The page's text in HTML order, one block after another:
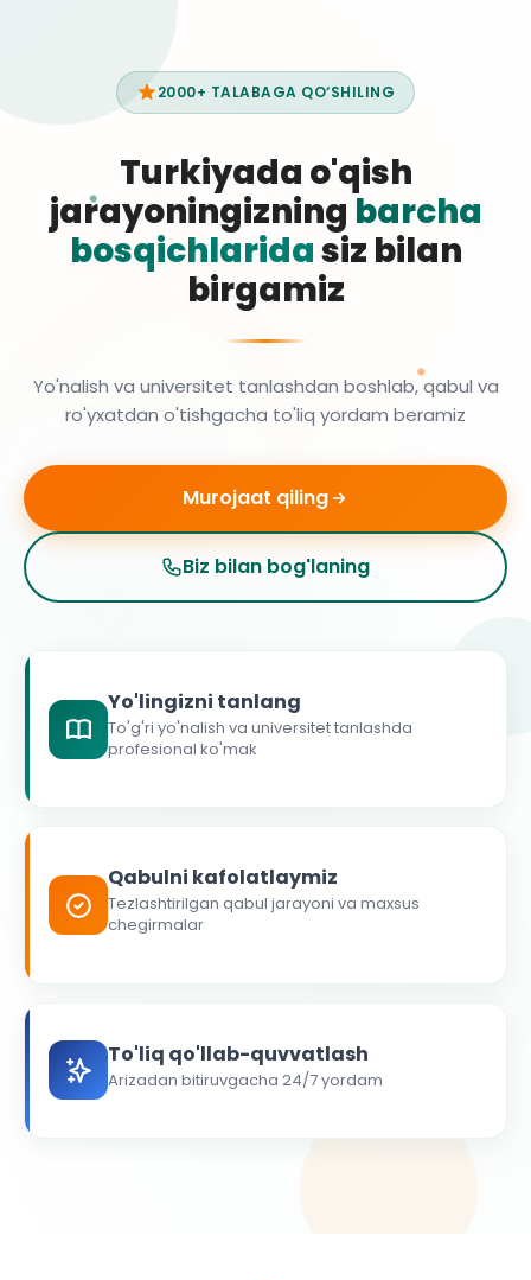
2000+ TALABAGA QO‘SHILING
Turkiyada o'qish
jarayoningizning barcha
bosqichlaridasiz bilan
birgamiz
Yo'nalish va universitet tanlashdan boshlab, qabul va
ro'yxatdan o'tishgacha to'liq yordam beramiz
Murojaat qiling
Biz bilan bog'laning
Yo'lingizni tanlang
To'g'ri yo'nalish va universitet tanlashda
profesional ko'mak
Qabulni kafolatlaymiz
Tezlashtirilgan qabul jarayoni va maxsus
chegirmalar
To'liq qo'llab-quvvatlash
Arizadan bitiruvgacha 24/7 yordam